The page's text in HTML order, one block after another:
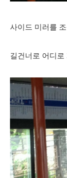
사이드 미러를
길건너로 어디